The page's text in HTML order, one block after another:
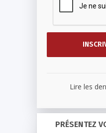
Lire les
PRÉSENTEZ